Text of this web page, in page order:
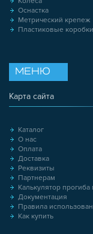
Оснастка
Метрический крепеж
Пластиковые коробки
МЕНЮ
Карта сайта
Каталог
О нас
Оплата
Доставка
Реквизиты
Партнерам
Калькулятор
Документация
Правила
Как купить